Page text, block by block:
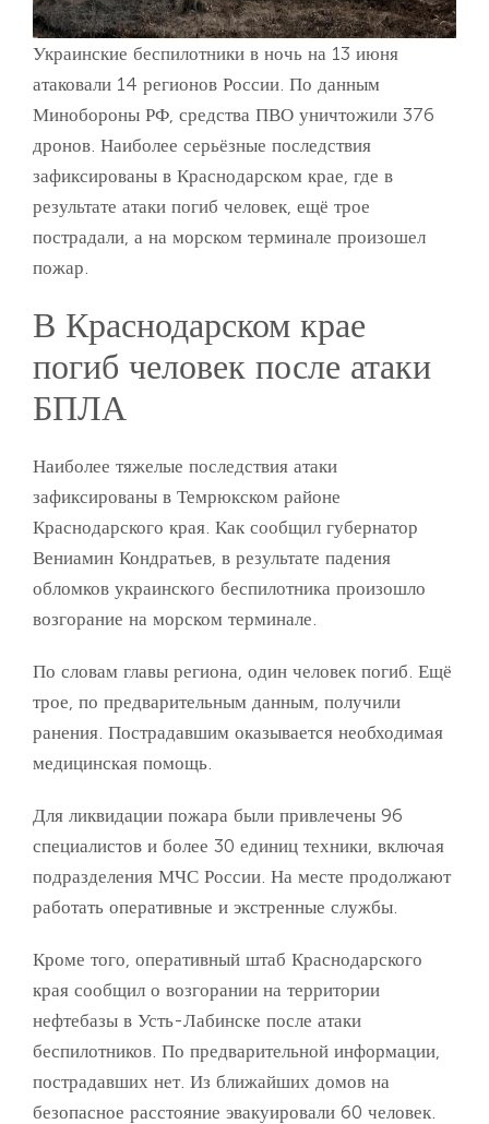
Украинские беспилотники в ночь на 13 июня
атаковали 14 регионов России. По данным
Минобороны РФ, средства ПВО уничтожили 376
дронов. Наиболее серьёзные последствия
зафиксированы в Краснодарском крае, где в
результате атаки погиб человек, ещё трое
пострадали, а на морском терминале произошел
пожар.
В Краснодарском крае
погиб человек после атаки
БПЛА
Наиболее тяжелые последствия атаки
зафиксированы в Темрюкском районе
Краснодарского края. Как сообщил губернатор
Вениамин Кондратьев, в результате падения
обломков украинского беспилотника произошло
возгорание на морском терминале.
По словам главы региона, один человек погиб. Ещё
трое, по предварительным данным, получили
ранения. Пострадавшим оказывается необходимая
медицинская помощь.
Для ликвидации пожара были привлечены 96
специалистов и более 30 единиц техники, включая
подразделения МЧС России. На месте продолжают
работать оперативные и экстренные службы.
Кроме того, оперативный штаб Краснодарского
края сообщил о возгорании на территории
нефтебазы в Усть-Лабинске после атаки
беспилотников. По предварительной информации,
пострадавших нет. Из ближайших домов на
безопасное расстояние эвакуировали 60 человек.